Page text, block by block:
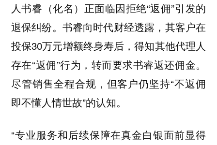
人书睿（化名）正面临因拒绝“返佣”引发的
退保纠纷。书睿向时代财经透露，其客户在
投保30万元增额终身寿后，得知其他代理人
存在“返佣”行为，转而要求书睿返还佣金。
尽管销售全程合规，但客户仍坚持“不返佣
即不懂人情世故”的认知。
“专业服务和后续保障在真金白银面前显得